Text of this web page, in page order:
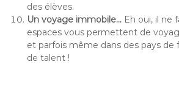
des élèves.
Un voyage immobile…Eh oui, il ne
espaces vous permettent de
et parfois même dans des pays
de talent !